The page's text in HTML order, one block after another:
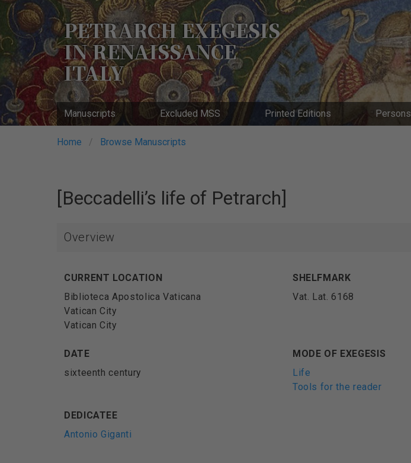
Skip
to
main
content
PETRARCH EXEGESIS
IN RENAISSANCE
ITALY
Manuscripts Excluded MSS Printed Editions Persons
Breadcrumb
Home Browse Manuscripts
[Beccadelli’s life of Petrarch]
Overview
CURRENT LOCATION
Biblioteca Apostolica Vaticana
Vatican City
Vatican City
SHELFMARK
Vat. Lat. 6168
DATE
sixteenth century
MODE OF EXEGESIS
Life
Tools for the reader
DEDICATEE
Antonio Giganti